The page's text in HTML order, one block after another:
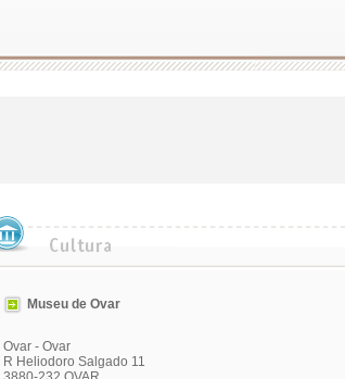
Museu de Ovar
Ovar - Ovar
R Heliodoro Salgado 11